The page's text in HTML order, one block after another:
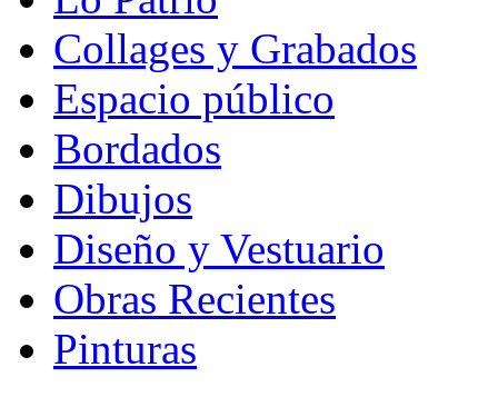
Collages y Grabados
Espacio público
Bordados
Dibujos
Diseño y Vestuario
Obras Recientes
Pinturas